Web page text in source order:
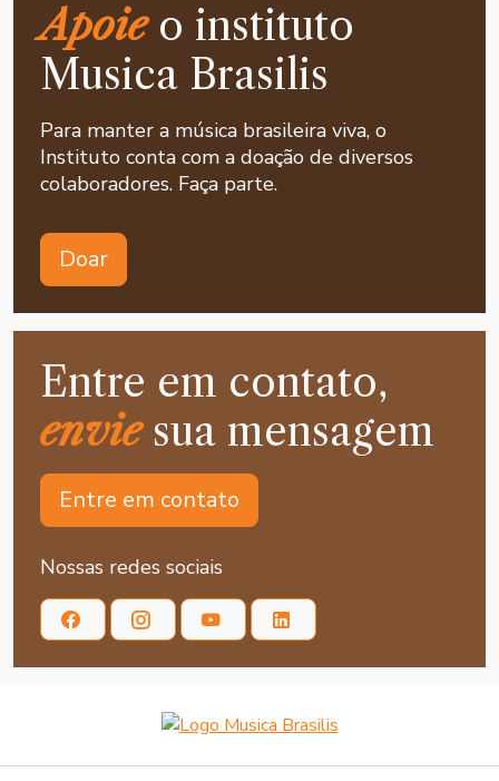
Apoieo instituto
Musica Brasilis
Para manter a música brasileira viva, o
Instituto conta com a doação de diversos
colaboradores. Faça parte.
Doar
Entre em contato,
enviesua mensagem
Entre em contato
Nossas redes sociais